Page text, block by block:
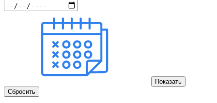
Показать
Сбросить